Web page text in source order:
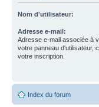
Nom d'utilisateur:
Adresse e-mail:
Adresse e-mail associée à
votre panneau d'utilisateur,
votre inscription.
Index du forum